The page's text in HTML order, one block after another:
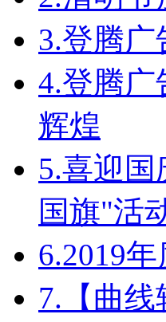
3.登腾广
4.登腾广
辉煌
5.喜迎国
国旗"活
6.2019
7. 【曲